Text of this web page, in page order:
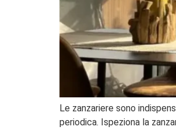
Le zanzariere sono
periodica. Ispeziona la